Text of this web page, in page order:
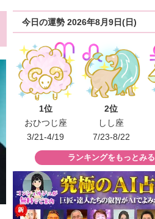
今日の運勢 2026年8月9日(日)
1位
おひつじ座
3/21-4/19
2位
しし座
7/23-8/22
ランキングをもっとみる